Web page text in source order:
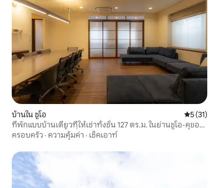
บ้านใน ชูโอ คะแนนเฉลี่
5 (31)
ที่พักแบบบ้านเดี่ยวที่ให้เช่าทั้งชั้น 127 ตร.ม. ในย่านชูโอ-คุของ
เมืองฟุกุโอกะ มีพื้นที่กว้างขวางและมีคุณภาพสูง
ครอบครัว · ความคุ้มค่า · เช็คเอาท์